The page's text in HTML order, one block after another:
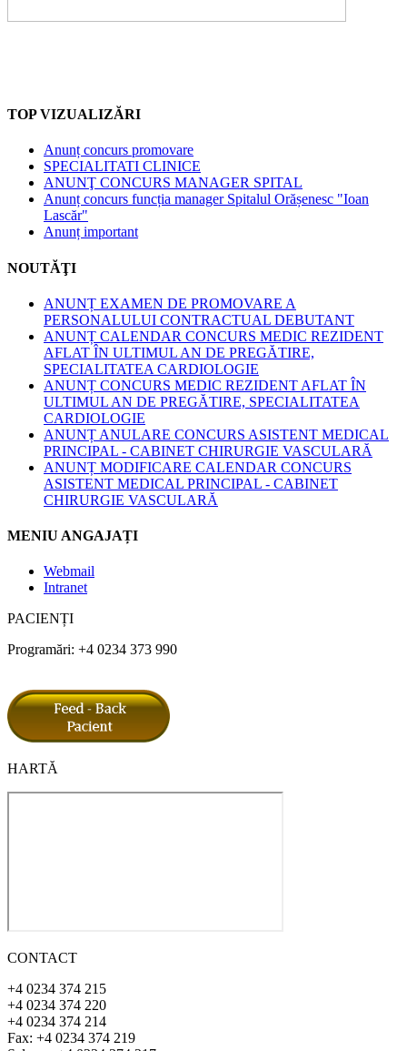
TOP VIZUALIZĂRI
Anunț concurs promovare
SPECIALITATI CLINICE
ANUNŢ CONCURS MANAGER SPITAL
Anunț concurs funcția manager Spitalul Orășenesc "Ioan
Lascăr"
Anunț important
NOUTĂŢI
ANUNȚ EXAMEN DE PROMOVARE A
PERSONALULUI CONTRACTUAL DEBUTANT
ANUNȚ CALENDAR CONCURS MEDIC REZIDENT
AFLAT ÎN ULTIMUL AN DE PREGĂTIRE,
SPECIALITATEA CARDIOLOGIE
ANUNȚ CONCURS MEDIC REZIDENT AFLAT ÎN
ULTIMUL AN DE PREGĂTIRE, SPECIALITATEA
CARDIOLOGIE
ANUNȚ ANULARE CONCURS ASISTENT MEDICAL
PRINCIPAL - CABINET CHIRURGIE VASCULARĂ
ANUNȚ MODIFICARE CALENDAR CONCURS
ASISTENT MEDICAL PRINCIPAL - CABINET
CHIRURGIE VASCULARĂ
MENIU ANGAJAȚI
Webmail
Intranet
PACIENȚI
Programări: +4 0234 373 990
HARTĂ
CONTACT
+4 0234 374 215
+4 0234 374 220
+4 0234 374 214
Fax: +4 0234 374 219